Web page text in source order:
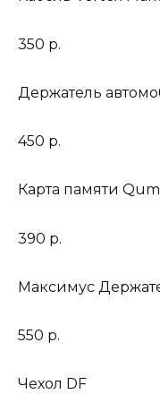
350 р.
Держатель
450 р.
Карта памяти
390 р.
Максимус
550 р.
Чехол DF